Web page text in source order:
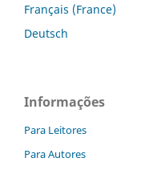
Français (France)
Deutsch
Informações
Para Leitores
Para Autores